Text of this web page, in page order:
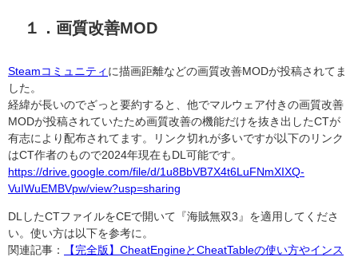
１．画質改善MOD
Steamコミュニティ に描画距離などの画質改善MODが投稿されてま
した。
経緯が長いのでざっと要約すると、他でマルウェア付きの画質改善
MODが投稿されていたため画質改善の機能だけを抜き出したCTが
有志により配布されてます。リンク切れが多いですが以下のリンク
はCT作者のもので2024年現在もDL可能です。
https://drive.google.com/file/d/1u8BbVB7X4t6LuFNmXIXQ-
VuIWuEMBVpw/view?usp=sharing
DLしたCTファイルをCEで開いて『海賊無双3』を適用してくださ
い。使い方は以下を参考に。
関連記事：
【完全版】CheatEngineとCheatTableの使い方やインス